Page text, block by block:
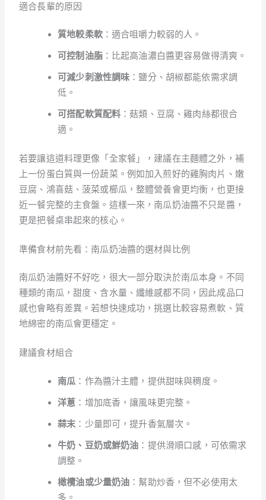
適合長輩的原因
質地較柔軟：適合咀嚼力較弱的人。
可控制油脂：比起高油濃白醬更容易做得清爽。
可減少刺激性調味 ：鹽分、胡椒都能依需求調
低。
可搭配軟質配料 ：菇類、豆腐、雞肉絲都很合
適。
若要讓這道料理更像「全家餐」，建議在主麵體之外，補
上一份蛋白質與一份蔬菜。例如加入煎好的雞胸肉片、嫩
豆腐、鴻喜菇、菠菜或櫛瓜，整體營養會更均衡，也更接
近一餐完整的主食盤。這樣一來，南瓜奶油醬不只是醬，
更是把餐桌串起來的核心。
準備食材前先看：南瓜奶油醬的選材與比例
南瓜奶油醬好不好吃，很大一部分取決於南瓜本身。不同
種類的南瓜，甜度、含水量、纖維感都不同，因此成品口
感也會略有差異。若想快速成功，挑選比較容易煮軟、質
地綿密的南瓜會更穩定。
建議食材組合
南瓜 ：作為醬汁主體，提供甜味與稠度。
洋蔥 ：增加底香，讓風味更完整。
蒜末 ：少量即可，提升香氣層次。
牛奶、豆奶或鮮奶油 ：提供滑順口感，可依需求
調整。
橄欖油或少量奶油 ：幫助炒香，但不必使用太
多。